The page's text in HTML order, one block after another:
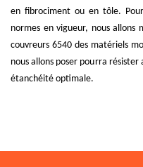
en fibrociment ou en tôle.
normes en vigueur, nous allons
couvreurs 6540 des matériels
nous allons poser pourra résister
étanchéité optimale.